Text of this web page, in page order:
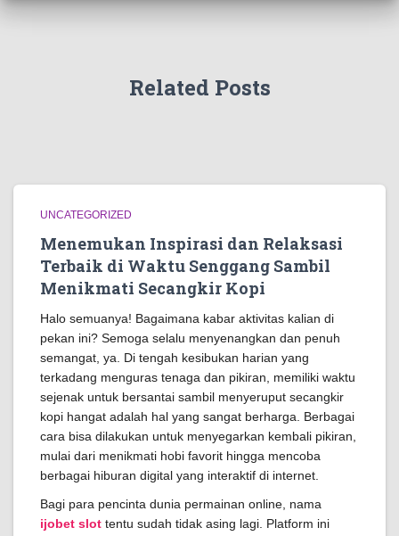
Related Posts
UNCATEGORIZED
Menemukan Inspirasi dan Relaksasi
Terbaik di Waktu Senggang Sambil
Menikmati Secangkir Kopi
Halo semuanya! Bagaimana kabar aktivitas kalian di
pekan ini? Semoga selalu menyenangkan dan penuh
semangat, ya. Di tengah kesibukan harian yang
terkadang menguras tenaga dan pikiran, memiliki waktu
sejenak untuk bersantai sambil menyeruput secangkir
kopi hangat adalah hal yang sangat berharga. Berbagai
cara bisa dilakukan untuk menyegarkan kembali pikiran,
mulai dari menikmati hobi favorit hingga mencoba
berbagai hiburan digital yang interaktif di internet.
Bagi para pencinta dunia permainan online, nama
ijobet slot tentu sudah tidak asing lagi. Platform ini